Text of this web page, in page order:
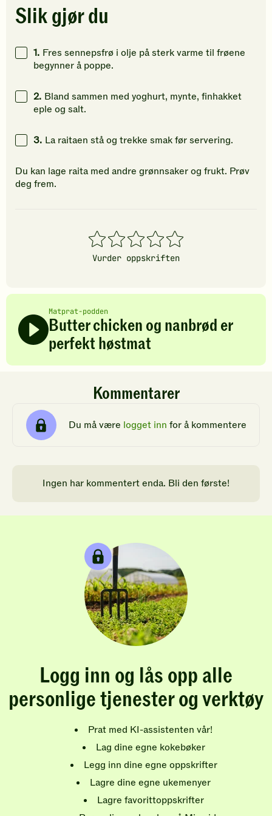
for
å
din
vurdering.
vurdering.
Slik gjør du
1. Fres sennepsfrø i olje på sterk varme til frøene
begynner å poppe.
2. Bland sammen med yoghurt, mynte, finhakket
eple og salt.
3. La raitaen stå og trekke smak før servering.
Du kan lage raita med andre grønnsaker og frukt. Prøv
deg frem.
1
stjerner
2
stjerner
3
stjerner
4
stjerner
5
stjerner
Vurder oppskriften
Matprat-podden
Butter chicken og nanbrød er
perfekt høstmat
Kommentarer
Du må være logget inn for å kommentere
Ingen har kommentert enda. Bli den første!
Logg inn og lås opp alle
personlige tjenester og verktøy
Prat med KI-assistenten vår!
Lag dine egne kokebøker
Legg inn dine egne oppskrifter
Lagre dine egne ukemenyer
Lagre favorittoppskrifter